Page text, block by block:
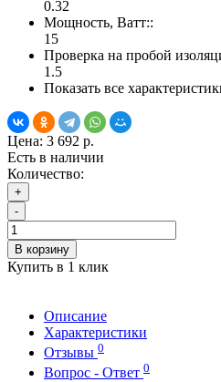
0.32
Мощность, Ватт::
15
Проверка на пробой
1.5
Показать все
Цена: 3 692 р.
Есть в наличии
Количество:
+
-
В корзину
Купить в 1 клик
Описание
Характеристики
Отзывы 0
Вопрос - Ответ 0